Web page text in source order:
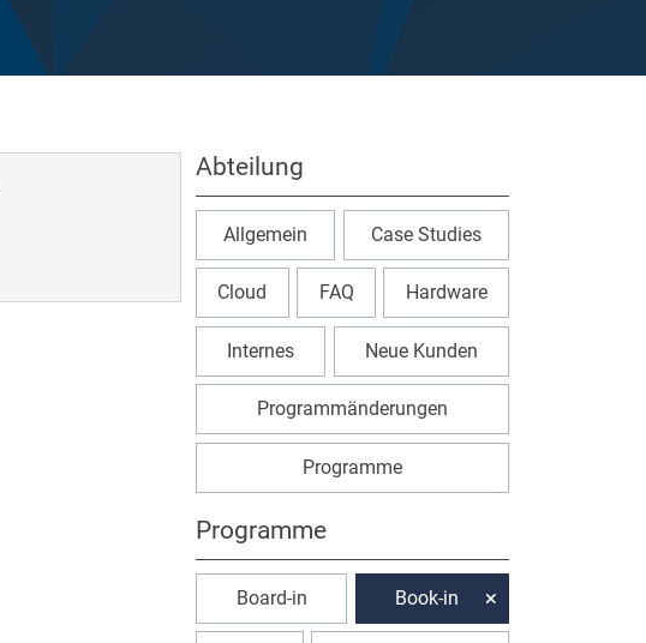
Abteilung
Allgemein Case Studies
Cloud FAQ Hardware
Internes Neue Kunden
Programmänderungen
Programme
Programme
Board-in Book-in